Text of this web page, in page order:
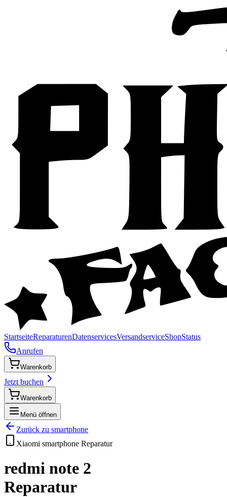
StartseiteReparaturenDatenservicesVersandserviceShopStatus
Anrufen
Warenkorb
Jetzt buchen
Warenkorb
Menü öffnen
Zurück zu smartphone
Xiaomi smartphone Reparatur
redmi note 2
Reparatur